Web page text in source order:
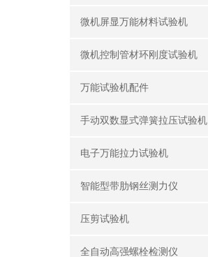
微机屏显万能材料试验机
微机控制管材环刚度试验机
万能试验机配件
手动双数显式弹簧拉压试验机
电子万能拉力试验机
智能型带肋钢丝测力仪
压剪试验机
全自动高强螺栓检测仪